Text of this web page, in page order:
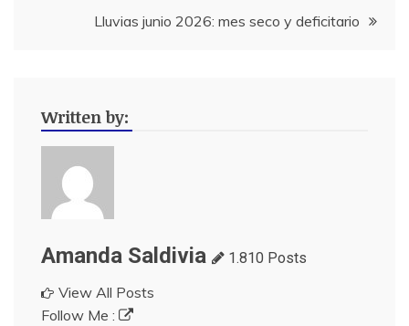
entradasLluvias junio 2026: mes seco y deficitario
Written by:
Amanda Saldivia 1.810 Posts
View All Posts
Follow Me :